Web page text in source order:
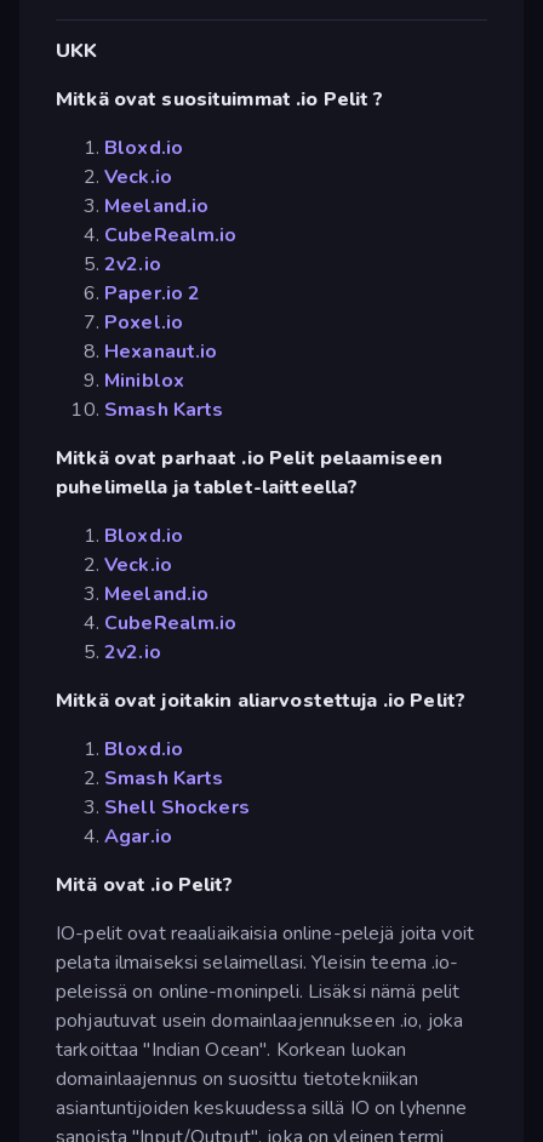
UKK
Mitkä ovat suosituimmat .io Pelit ?
Bloxd.io
Veck.io
Meeland.io
CubeRealm.io
2v2.io
Paper.io 2
Poxel.io
Hexanaut.io
Miniblox
Smash Karts
Mitkä ovat parhaat .io Pelit pelaamiseen
puhelimella ja tablet-laitteella?
Bloxd.io
Veck.io
Meeland.io
CubeRealm.io
2v2.io
Mitkä ovat joitakin aliarvostettuja .io Pelit?
Bloxd.io
Smash Karts
Shell Shockers
Agar.io
Mitä ovat .io Pelit?
IO-pelit ovat reaaliaikaisia online-pelejä joita voit
pelata ilmaiseksi selaimellasi. Yleisin teema .io-
peleissä on online-moninpeli. Lisäksi nämä pelit
pohjautuvat usein domainlaajennukseen .io, joka
tarkoittaa "Indian Ocean". Korkean luokan
domainlaajennus on suosittu tietotekniikan
asiantuntijoiden keskuudessa sillä IO on lyhenne